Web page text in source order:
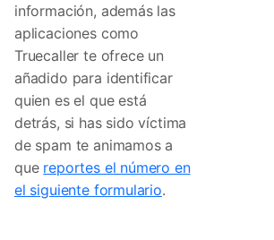
información, además las
aplicaciones como
Truecaller te ofrece un
añadido para identificar
quien es el que está
detrás, si has sido víctima
de spam te animamos a
que reportes el número en
el siguiente formulario.